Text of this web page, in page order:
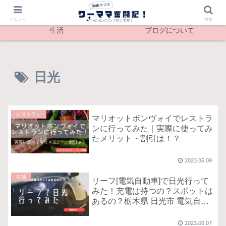
生活 ブログについて
日光
レストラン
マリオットボンヴォイでレストラ
ンに行ってみた｜実際に使ってみ
たメリット・割引は！？
2023.06.09
生活
リーフ[電気自動車]で日光行って
みた！充電は持つの？スポットは
あるの？栃木県 日光市 電気自動
2023.06.07
メニュー 検索